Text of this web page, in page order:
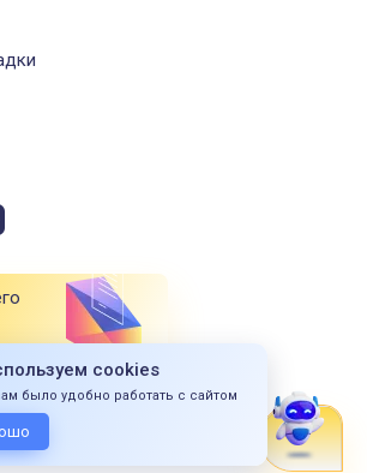
защищены
cookies
было удобно работать с сайтом